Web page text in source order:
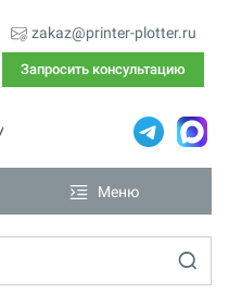
zakaz@printer-plotter.ru
Запросить консультацию
Меню